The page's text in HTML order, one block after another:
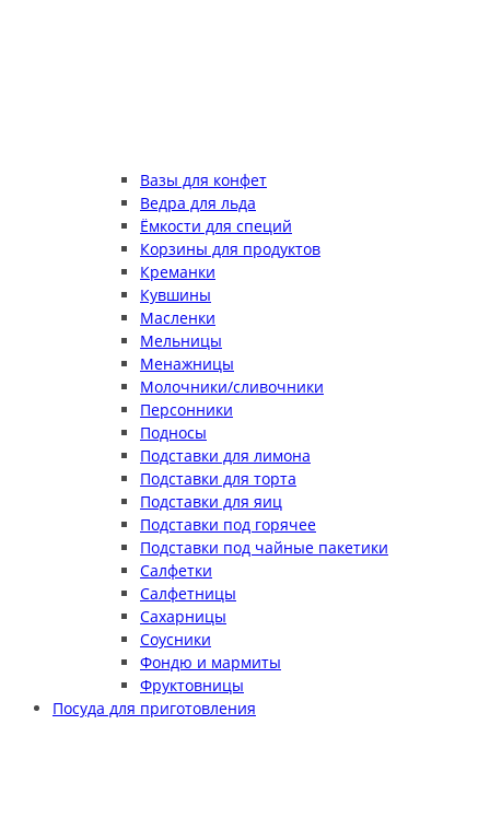
Вазы для конфет
Ведра для льда
Ёмкости для специй
Корзины для продуктов
Креманки
Кувшины
Масленки
Мельницы
Менажницы
Молочники/сливочники
Персонники
Подносы
Подставки для лимона
Подставки для торта
Подставки для яиц
Подставки под горячее
Подставки под чайные пакетики
Салфетки
Салфетницы
Сахарницы
Соусники
Фондю и мармиты
Фруктовницы
Посуда для приготовления